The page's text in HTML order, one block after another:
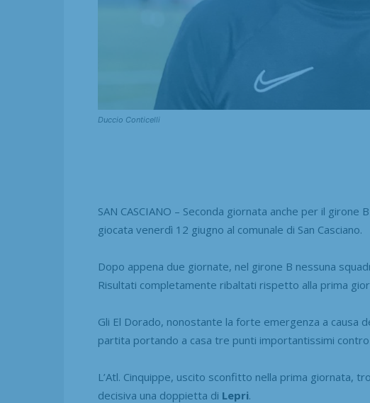
Duccio Conticelli
SAN CASCIANO – Seconda giornata anche per il girone
giocata venerdì 12 giugno al comunale di San Casciano.
Dopo appena due giornate, nel girone B nessuna
Risultati completamente ribaltati rispetto alla prima
Gli El Dorado, nonostante la forte emergenza a causa
partita portando a casa tre punti importantissimi contro
L’Atl. Cinquippe, uscito sconfitto nella prima giornata,
decisiva una doppietta di Lepri.